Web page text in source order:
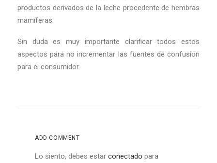
productos derivados de la leche procedente de hembras
mamíferas.
Sin duda es muy importante clarificar todos estos
aspectos para no incrementar las fuentes de confusión
para el consumidor.
ADD COMMENT
Lo siento, debes estar conectado para